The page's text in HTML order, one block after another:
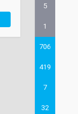
5
1
706
419
7
32